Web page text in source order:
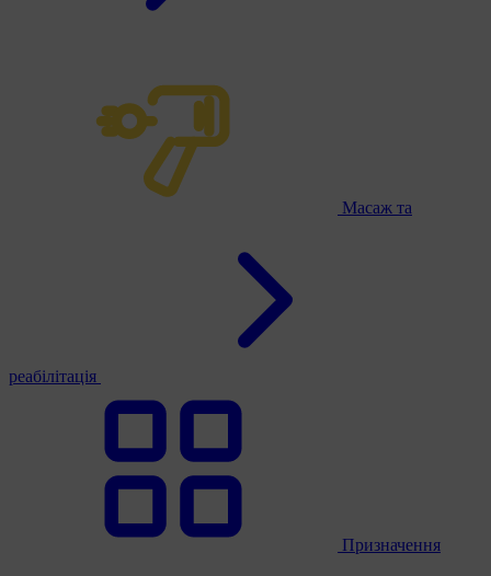
Масаж та
реабілітація
Призначення